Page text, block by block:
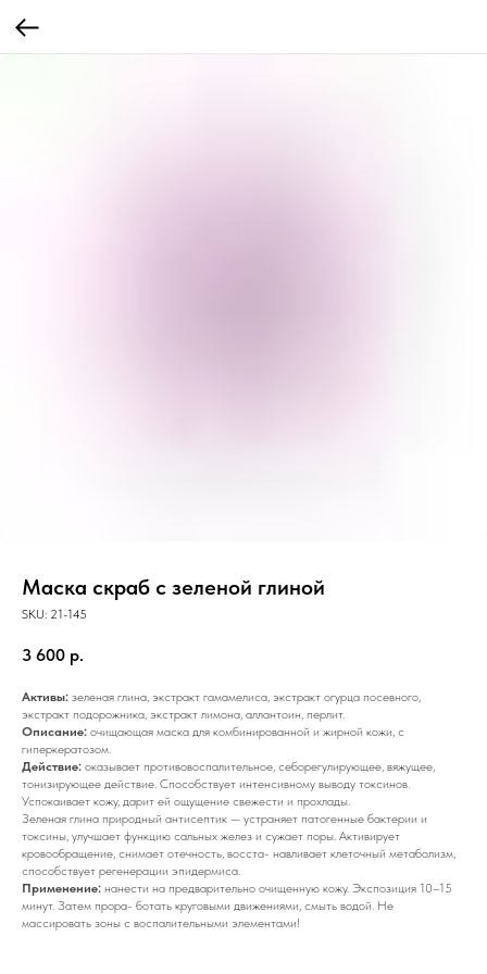
Маска скраб с зеленой глиной
SKU: 21-145
3 600 р.
Активы: зеленая глина, экстракт гамамелиса, экстракт огурца посевного,
экстракт подорожника, экстракт лимона, аллантоин, перлит.
Описание: очищающая маска для комбинированной и жирной кожи, с
гиперкератозом.
Действие: оказывает противовоспалительное, себорегулирующее, вяжущее,
тонизирующее действие. Способствует интенсивному выводу токсинов.
Успокаивает кожу, дарит ей ощущение свежести и прохлады.
Зеленая глина природный антисептик — устраняет патогенные бактерии и
токсины, улучшает функцию сальных желез и сужает поры. Активирует
кровообращение, снимает отечность, восста- навливает клеточный метаболизм,
способствует регенерации эпидермиса.
Применение: нанести на предварительно очищенную кожу. Экспозиция 10–15
минут. Затем прора- ботать круговыми движениями, смыть водой. Не
массировать зоны с воспалительными элементами!